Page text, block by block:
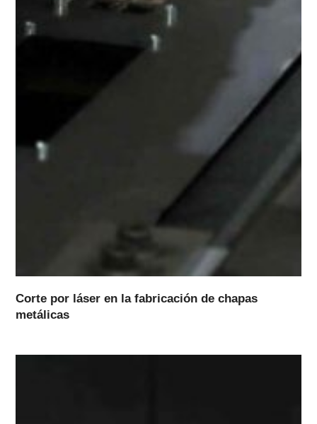
Corte por láser en la fabricación de chapas
metálicas